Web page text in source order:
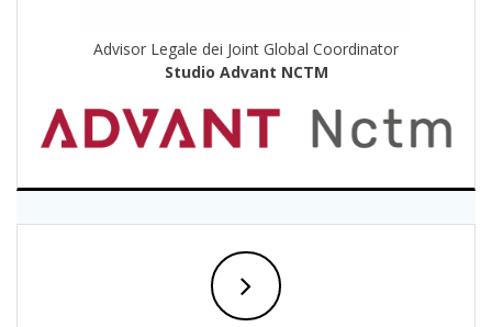
Advisor Legale dei Joint Global Coordinator
Studio Advant NCTM